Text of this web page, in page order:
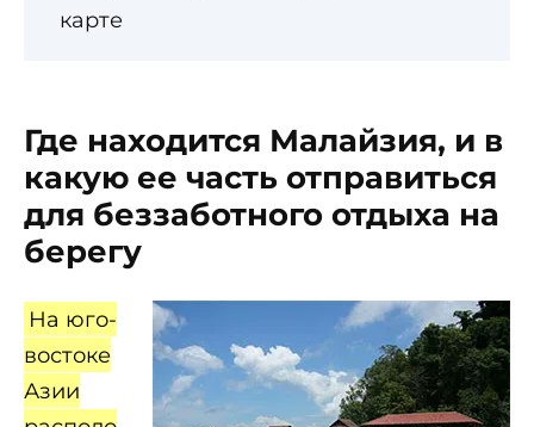
карте
Где находится Малайзия, и в
какую ее часть отправиться
для беззаботного отдыха на
берегу
На юго-
востоке
Азии